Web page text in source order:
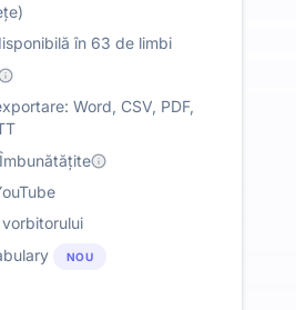
în 63 de limbi
Word, CSV, PDF,
NOU